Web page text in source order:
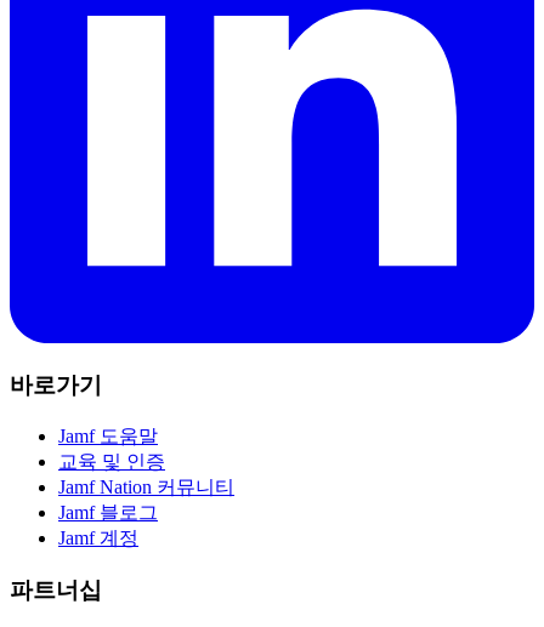
바로가기
Jamf 도움말
교육 및 인증
Jamf Nation 커뮤니티
Jamf 블로그
Jamf 계정
파트너십